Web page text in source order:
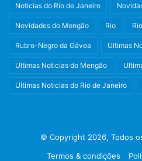
Noticias do Rio de Janeiro
Novidades do Mengão Rio
Rubro-Negro da Gávea Ultimas
Ultimas Noticias do Mengão
Ultimas Noticias do Rio de Janeiro
© Copyright 2026, Todos
Termos & condições